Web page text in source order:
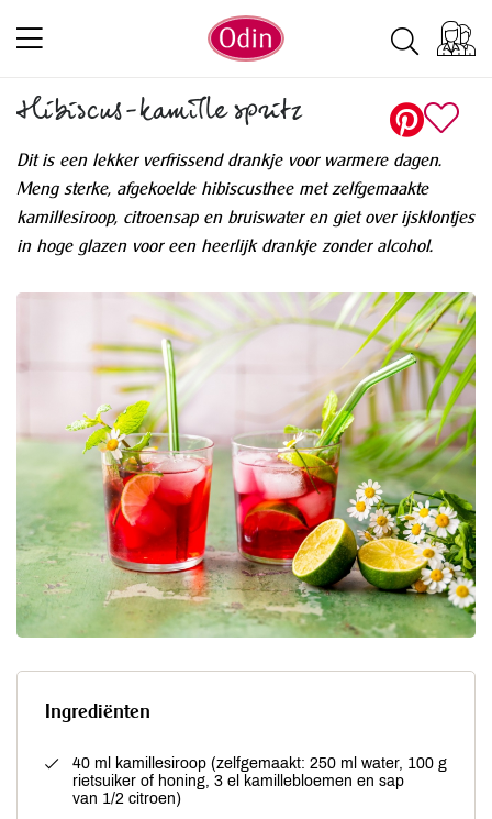
Hibiscus-kamille spritz
Dit is een lekker verfrissend drankje voor warmere dagen.
Meng sterke, afgekoelde hibiscusthee met zelfgemaakte
kamillesiroop, citroensap en bruiswater en giet over ijsklontjes
in hoge glazen voor een heerlijk drankje zonder alcohol.
Ingrediënten
40 ml kamillesiroop (zelfgemaakt: 250 ml water, 100 g
rietsuiker of honing, 3 el kamillebloemen en sap
van 1/2 citroen)